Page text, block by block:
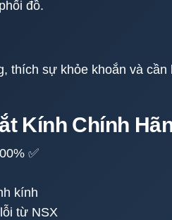
đồ.
thích sự khỏe khoắn và
Kính Chính
✅
kính
từ NSX